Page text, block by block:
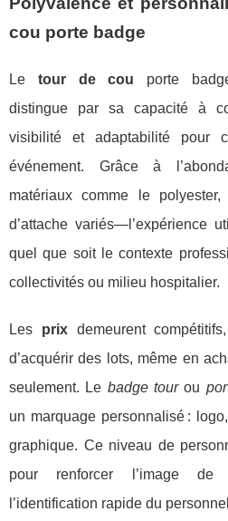
cou porte badge
Le tour de cou porte
distingue par sa capacité à
visibilité et adaptabilité pour
événement. Grâce à
matériaux comme le
d’attache variés—l’expérience
quel que soit le contexte
collectivités ou milieu hospitalier.
Les prixdemeurent
d’acquérir des lots, même en
seulement. Le badge tourou
un marquage personnalisé :
graphique. Ce niveau de
pour renforcer l’image
l’identification rapide du